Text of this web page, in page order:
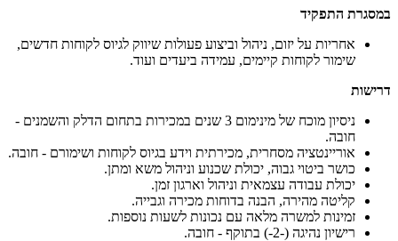
במסגרת התפקיד
אחריות על יזום, ניהול וביצוע פעולות שיווק לגיוס לקוחות חדשים,
שימור לקוחות קיימים, עמידה ביעדים ועוד.
דרישות
ניסיון מוכח של מינימום 3 שנים במכירות בתחום הדלק והשמנים -
חובה.
אוריינטציה מסחרית, מכירתית וידע בגיוס לקוחות ושימורם - חובה.
כושר ביטוי גבוה, יכולת שכנוע וניהול משא ומתן.
יכולת עבודה עצמאית וניהול וארגון זמן.
קליטה מהירה, הבנה בדוחות מכירה וגבייה.
זמינות למשרה מלאה עם נכונות לשעות נוספות.
רישיון נהיגה (-2-) בתוקף - חובה.